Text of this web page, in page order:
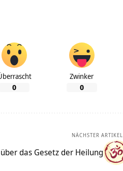
0
Zwinker
0
NÄCHSTER ARTIKEL
das Gesetz der Heilung